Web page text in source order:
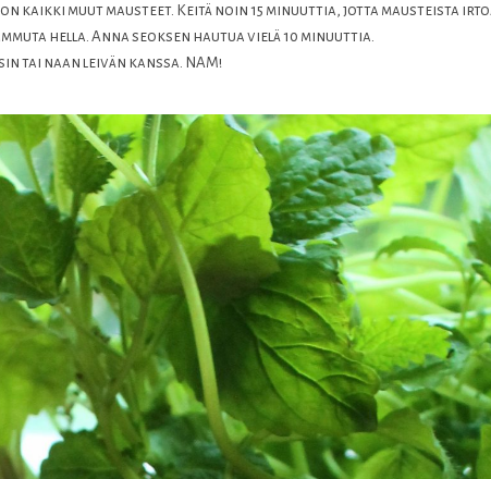
kaikki muut mausteet. Keitä noin 15 minuuttia, jotta mausteista
hella. Anna seoksen hautua vielä 10 minuuttia.
naan leivän kanssa. NAM!